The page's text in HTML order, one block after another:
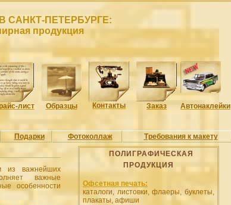
САНКТ-ПЕТЕРБУРГЕ:
продукция
лист Образцы Контакты Заказ Автонаклейки
Подарки Фотоколлаж Требования к макету
из важнейших
важные
особенности
ПОЛИГРАФИЧЕСКАЯ
ПРОДУКЦИЯ
Офсетная печать:
каталоги, листовки, флаеры, буклеты,
плакаты, афиши